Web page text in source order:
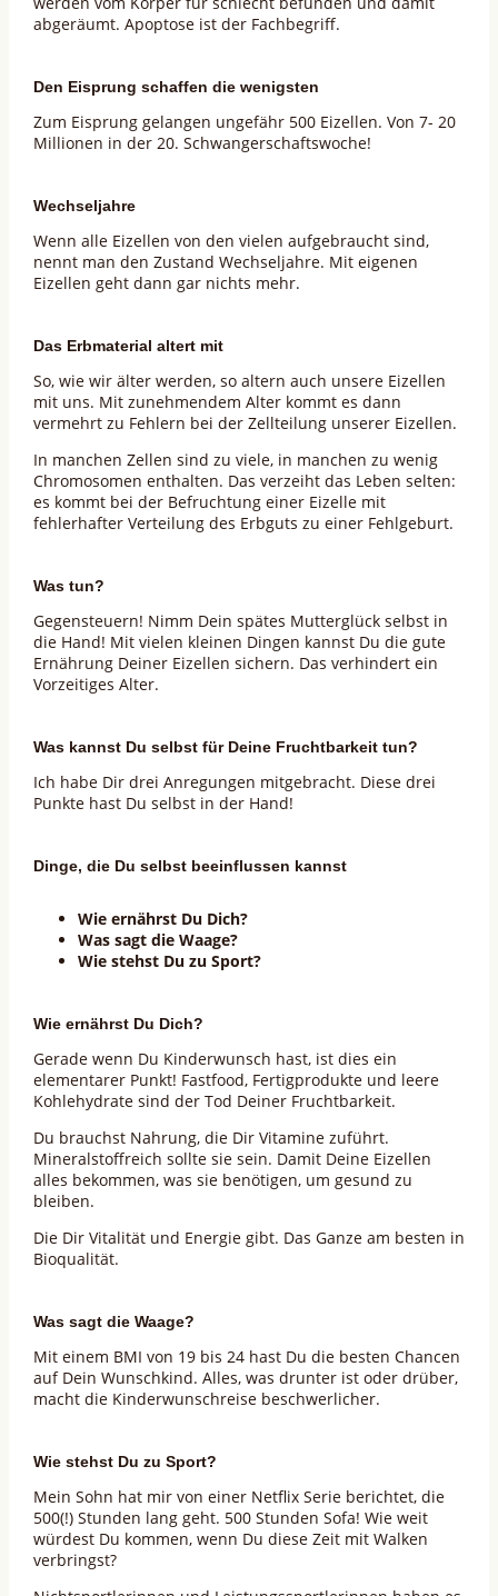
abgeräumt. Apoptose ist der Fachbegriff.
Den Eisprung schaffen die wenigsten
Zum Eisprung gelangen ungefähr 500 Eizellen. Von 7- 20
Millionen in der 20. Schwangerschaftswoche!
Wechseljahre
Wenn alle Eizellen von den vielen aufgebraucht sind,
nennt man den Zustand Wechseljahre. Mit eigenen
Eizellen geht dann gar nichts mehr.
Das Erbmaterial altert mit
So, wie wir älter werden, so altern auch unsere Eizellen
mit uns. Mit zunehmendem Alter kommt es dann
vermehrt zu Fehlern bei der Zellteilung unserer Eizellen.
In manchen Zellen sind zu viele, in manchen zu wenig
Chromosomen enthalten. Das verzeiht das Leben selten:
es kommt bei der Befruchtung einer Eizelle mit
fehlerhafter Verteilung des Erbguts zu einer Fehlgeburt.
Was tun?
Gegensteuern! Nimm Dein spätes Mutterglück selbst in
die Hand! Mit vielen kleinen Dingen kannst Du die gute
Ernährung Deiner Eizellen sichern. Das verhindert ein
Vorzeitiges Alter.
Was kannst Du selbst für Deine Fruchtbarkeit tun?
Ich habe Dir drei Anregungen mitgebracht. Diese drei
Punkte hast Du selbst in der Hand!
Dinge, die Du selbst beeinflussen kannst
Wie ernährst Du Dich?
Was sagt die Waage?
Wie stehst Du zu Sport?
Wie ernährst Du Dich?
Gerade wenn Du Kinderwunsch hast, ist dies ein
elementarer Punkt! Fastfood, Fertigprodukte und leere
Kohlehydrate sind der Tod Deiner Fruchtbarkeit.
Du brauchst Nahrung, die Dir Vitamine zuführt.
Mineralstoffreich sollte sie sein. Damit Deine Eizellen
alles bekommen, was sie benötigen, um gesund zu
bleiben.
Die Dir Vitalität und Energie gibt. Das Ganze am besten in
Bioqualität.
Was sagt die Waage?
Mit einem BMI von 19 bis 24 hast Du die besten Chancen
auf Dein Wunschkind. Alles, was drunter ist oder drüber,
macht die Kinderwunschreise beschwerlicher.
Wie stehst Du zu Sport?
Mein Sohn hat mir von einer Netflix Serie berichtet, die
500(!) Stunden lang geht. 500 Stunden Sofa! Wie weit
würdest Du kommen, wenn Du diese Zeit mit Walken
verbringst?